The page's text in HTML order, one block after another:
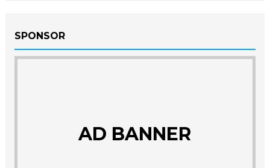
SPONSOR
AD BANNER